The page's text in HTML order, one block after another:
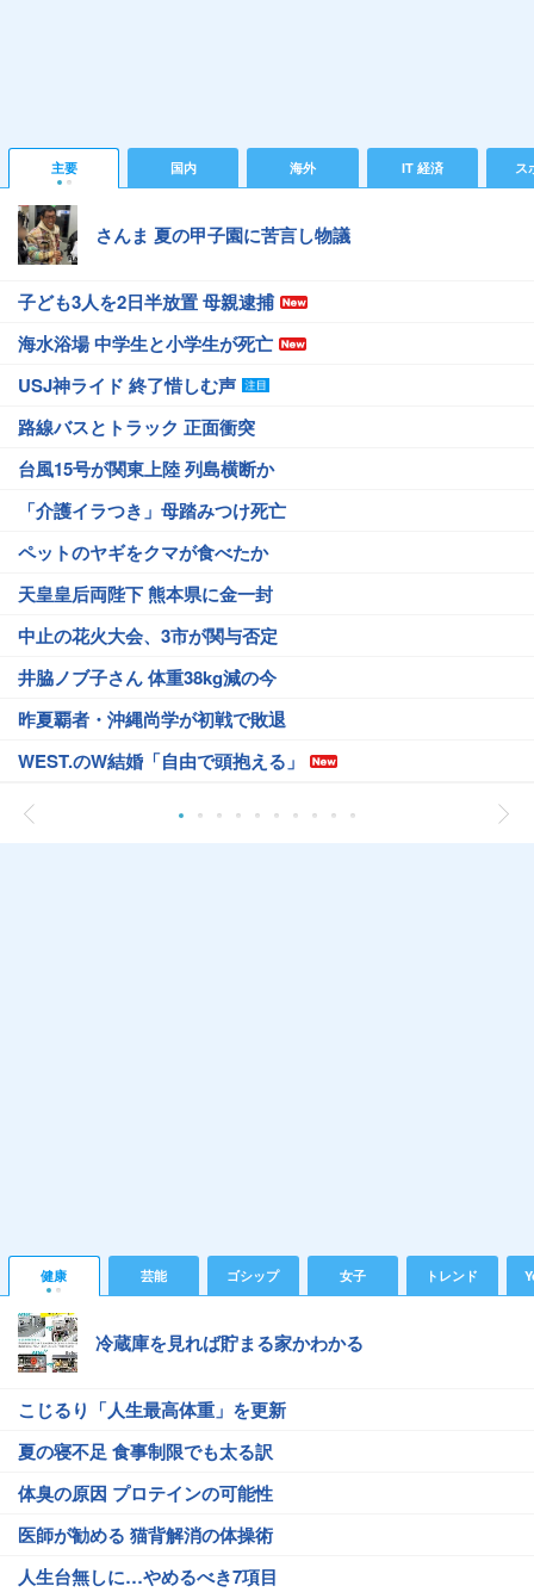
主要 国内 海外 IT 経済 ス
さんま 夏の甲子園に苦言し物議
子ども3人を2日半放置 母親逮捕
海水浴場 中学生と小学生が死亡
USJ神ライド 終了惜しむ声
路線バスとトラック 正面衝突
台風15号が関東上陸 列島横断か
「介護イラつき」母踏みつけ死亡
ペットのヤギをクマが食べたか
天皇皇后両陛下 熊本県に金一封
中止の花火大会、3市が関与否定
井脇ノブ子さん 体重38kg減の今
昨夏覇者・沖縄尚学が初戦で敗退
WEST.のW結婚「自由で頭抱える」
健康 芸能 ゴシップ 女子 トレンド
冷蔵庫を見れば貯まる家かわかる
こじるり「人生最高体重」を更新
夏の寝不足 食事制限でも太る訳
体臭の原因 プロテインの可能性
医師が勧める 猫背解消の体操術
人生台無しに…やめるべき7項目